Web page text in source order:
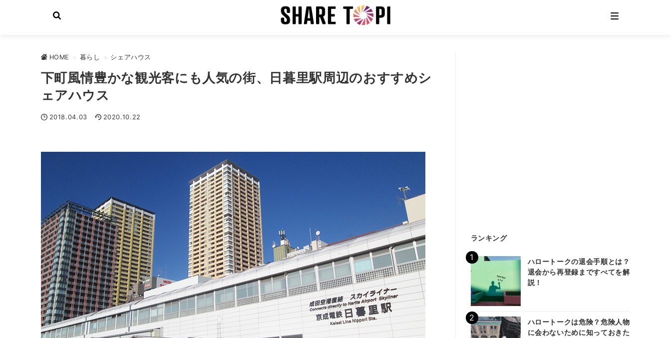
HOME > 暮らし > シェアハウス
下町風情豊かな観光客にも人気の街、日暮里駅周辺のおすすめシ
ェアハウス
2018.04.03 2020.10.22
ランキング
ハロートークの退会手順とは？
退会から再登録まですべてを解
説！
ハロートークは危険？危険人物
に会わないために知っておきた